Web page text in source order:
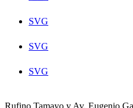
SVG
SVG
SVG
Rufino Tamayo y Av. Eugenio